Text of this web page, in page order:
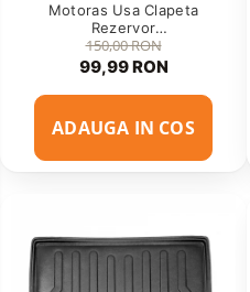
Motoras Usa Clapeta
Rezervor
(1T0810773A/1K5959782)
150,00 RON
99,99 RON
ADAUGA IN COS